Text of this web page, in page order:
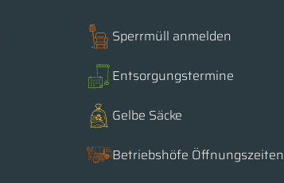
Sperrmüll anmelden
Entsorgungstermine
Gelbe Säcke
Betriebshöfe Öffnungszeiten